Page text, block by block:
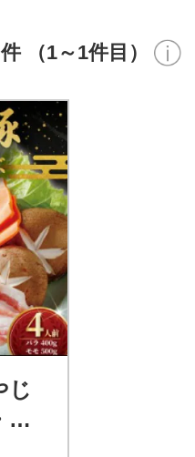
件 （1～1件目）
じ
す